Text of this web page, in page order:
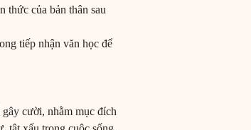
thức của bản thân sau
tiếp nhận văn học để
cười, nhằm mục đích